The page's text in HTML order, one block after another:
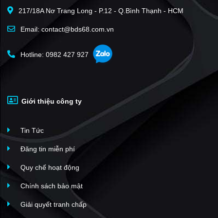
Đền Đô
(1)
Nam Hồng Garden Từ Sơn
KĐT Hương Mạc
KĐT Đồng Nguyên
KĐT Tân Hồng - Đông Ngàn
KĐT Hồng Hạc - Xuân Lâm
Chung cư Cát Tường
Cát Tường Smart City
Royal Park Bắc Ninh
Him Lam Green Park
Chung cư Green Pearl Bắc Ninh
Vinhomes Bắc Ninh
217/18A Nơ Trang Long - P.12 - Q.Bình Thạnh - HCM
Email: contact@bds68.com.vn
Hotline: 0982 427 927
Giới thiệu công ty
Tin Tức
Đăng tin miễn phí
Quy chế hoạt động
Chính sách bảo mật
Giải quyết tranh chấp